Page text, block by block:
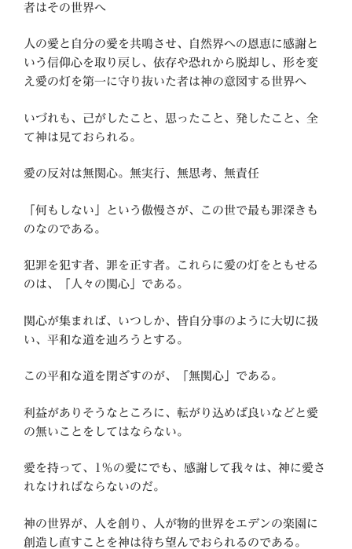
者はその世界へ
人の愛と自分の愛を共鳴させ、自然界への恩恵に感謝と
いう信仰心を取り戻し、依存や恐れから脱却し、形を変
え愛の灯を第一に守り抜いた者は神の意図する世界へ
いづれも、己がしたこと、思ったこと、発したこと、全
て神は見ておられる。
愛の反対は無関心。無実行、無思考、無責任
「何もしない」という傲慢さが、この世で最も罪深きも
のなのである。
犯罪を犯す者、罪を正す者。これらに愛の灯をともせる
のは、「人々の関心」である。
関心が集まれば、いつしか、皆自分事のように大切に扱
い、平和な道を辿ろうとする。
この平和な道を閉ざすのが、「無関心」である。
利益がありそうなところに、転がり込めば良いなどと愛
の無いことをしてはならない。
愛を持って、1％の愛にでも、感謝して我々は、神に愛さ
れなければならないのだ。
神の世界が、人を創り、人が物的世界をエデンの楽園に
創造し直すことを神は待ち望んでおられるのである。